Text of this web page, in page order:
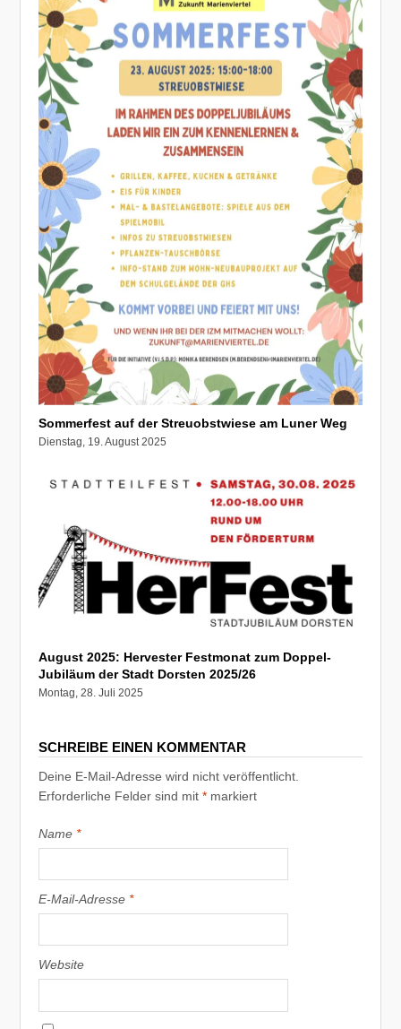
Sommerfest auf der Streuobstwiese am Luner Weg
Dienstag, 19. August 2025
August 2025: Hervester Festmonat zum Doppel-
Jubiläum der Stadt Dorsten 2025/26
Montag, 28. Juli 2025
SCHREIBE EINEN KOMMENTAR
Deine E-Mail-Adresse wird nicht veröffentlicht.
Erforderliche Felder sind mit* markiert
Name *
E-Mail-Adresse *
Website